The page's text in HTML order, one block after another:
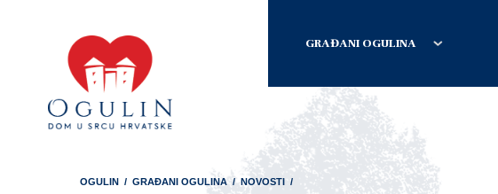
GRAĐANI OGULINA
OGULIN / GRAĐANI OGULINA / NOVOSTI /